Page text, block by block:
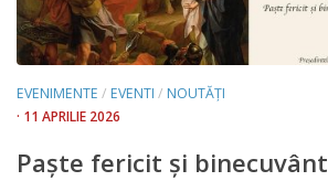
EVENIMENTE / EVENTI / NOUTĂȚI
· 11 APRILIE 2026
Paște fericit și